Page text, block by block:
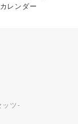
レンダー
ッツ-